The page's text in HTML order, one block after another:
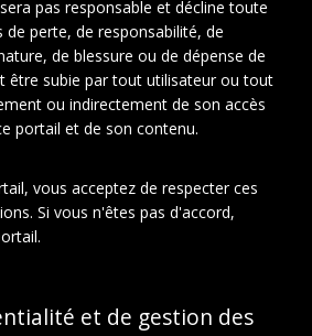
cet objet En relation
D'ARCHIVAGE
collection:
Duchamp : Jacques
Raymond Duchamp-
pas responsable et décline toute
de perte, de responsabilité, de
de blessure ou de dépense de
être subie par tout utilisateur ou tout
ou indirectement de son accès
portail et de son contenu.
vous acceptez de respecter ces
Si vous n'êtes pas d'accord,
et de gestion des